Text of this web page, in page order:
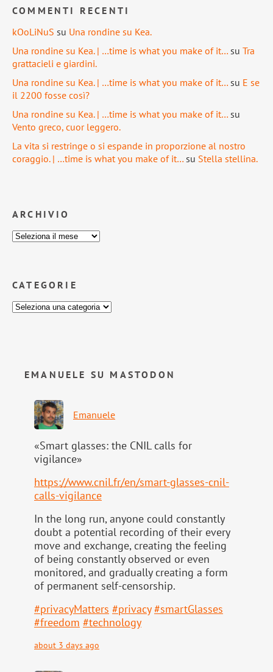
COMMENTI RECENTI
kOoLiNuS su Una rondine su Kea.
Una rondine su Kea. | …time is what you make of it… su Tra
grattacieli e giardini.
Una rondine su Kea. | …time is what you make of it… su E se
il 2200 fosse così?
Una rondine su Kea. | …time is what you make of it… su
Vento greco, cuor leggero.
La vita si restringe o si espande in proporzione al nostro
coraggio. | …time is what you make of it… su Stella stellina.
ARCHIVIO
CATEGORIE
EMANUELE SU MASTODON
Emanuele
«Smart glasses: the CNIL calls for
vigilance»
https://www.cnil.fr/en/smart-glasses-cnil-
calls-vigilance
In the long run, anyone could constantly
doubt a potential recording of their every
move and exchange, creating the feeling
of being constantly observed or even
monitored, and gradually creating a form
of permanent self-censorship.
#privacyMatters #privacy #smartGlasses
#freedom #technology
about 3 days ago